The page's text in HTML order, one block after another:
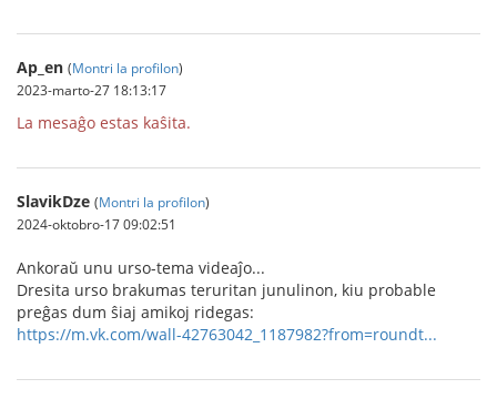
Ap_en (Montri la profilon)
2023-marto-27 18:13:17
La mesaĝo estas kaŝita.
SlavikDze (Montri la profilon)
2024-oktobro-17 09:02:51
Ankoraŭ unu urso-tema videaĵo...
Dresita urso brakumas teruritan junulinon, kiu probable
preĝas dum ŝiaj amikoj ridegas:
https://m.vk.com/wall-42763042_1187982?from=roundt...